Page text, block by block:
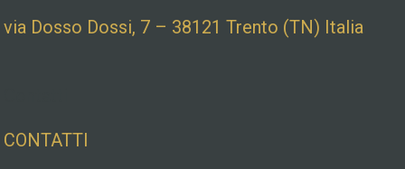
via Dosso Dossi, 7 – 38121 Trento (TN) Italia
CONTATTI